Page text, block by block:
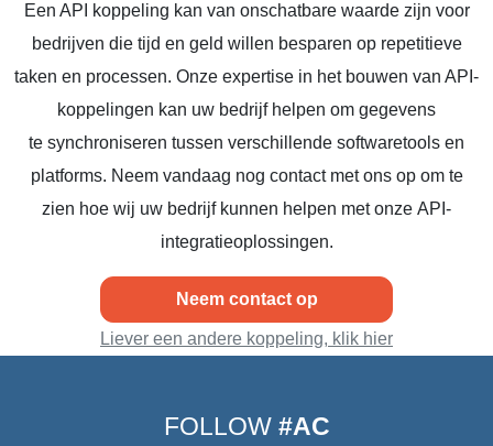
Een API koppeling kan van onschatbare waarde zijn voor
bedrijven die tijd en geld willen besparen op repetitieve
taken en processen. Onze expertise in het bouwen van API-
koppelingen kan uw bedrijf helpen om gegevens
te synchroniseren tussen verschillende softwaretools en
platforms. Neem vandaag nog contact met ons op om te
zien hoe wij uw bedrijf kunnen helpen met onze API-
integratieoplossingen.
Neem contact op
Liever een andere koppeling, klik hier
FOLLOW #AC